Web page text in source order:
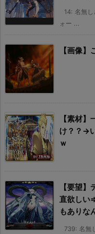
14: 名無
ォー ...
【画像
【素材
け？？→
ｗ
【要望
直欲しい
もありな
739: 名無